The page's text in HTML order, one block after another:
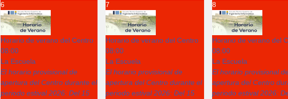
6
Horario de verano del Centro
08:00
La Escuela
El horario provisional de
apertura del Centro durante el
periodo estival 2026: Del 15
7
Horario de verano del Centro
08:00
La Escuela
El horario provisional de
apertura del Centro durante el
periodo estival 2026: Del 15
8
Horario de verano del
08:00
La Escuela
El horario provisional
apertura del Centro
periodo estival 2026: